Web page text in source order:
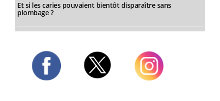
Et si les caries pouvaient bientôt disparaître sans
plombage ?